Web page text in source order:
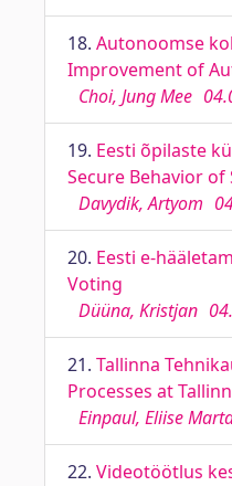
18. Autonoomse
Improvement of
Choi, Jung Mee
19. Eesti õpilaste
Secure Behavior
Davydik, Artyom
20. Eesti e-
Voting
Düüna, Kristjan
21. Tallinna
Processes at
Einpaul, Eliise
22. Videotöötlus